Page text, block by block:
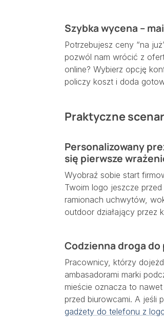
Szybka wycena –
Potrzebujesz ceny “na
pozwól nam wrócić z
online? Wybierz opcję
policzy koszt i doda
Praktyczne
Personalizowany
się pierwsze
Wyobraź sobie start
Twoim logo jeszcze
ramionach uchwytów,
outdoor działający przez
Codzienna droga do
Pracownicy, którzy
ambasadorami marki
mieście oznacza to
przed biurowcami. A jeśli
gadżety do telefonu z